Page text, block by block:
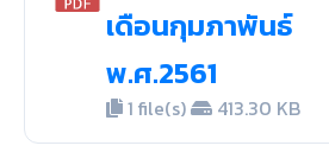
เดือนกุมภาพันธ์
พ.ศ.2561
1 file(s) 413.30 KB